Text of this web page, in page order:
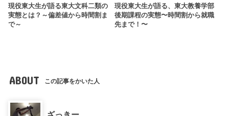
現役東大生が語る東大文科二類の
実態とは？～偏差値から時間割ま
で～
現役東大生が語る、東大教養学部
後期課程の実態〜時間割から就職
先まで！〜
ABOUT この記事をかいた人